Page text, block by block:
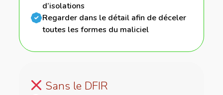
d’isolations
Regarder dans le détail afin de déceler
toutes les formes du maliciel
Sans le DFIR